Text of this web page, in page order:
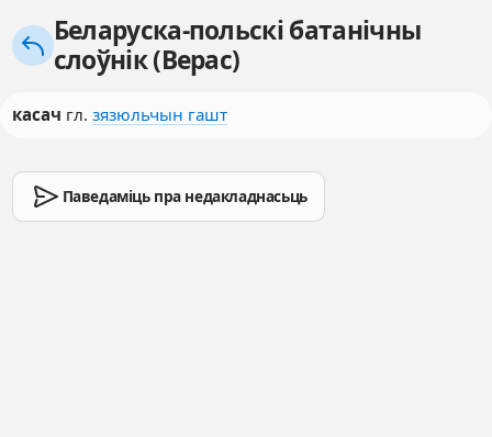
Беларуска-польскі батанічны
слоўнік (Верас)
касач гл. зязюльчын гашт
Паведаміць пра недакладнасьць